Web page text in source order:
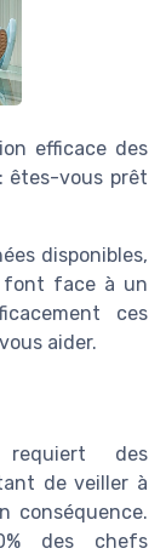
efficace des
êtes-vous prêt
disponibles,
font face à un
ces
aider.
des
de veiller à
conséquence.
des chefs